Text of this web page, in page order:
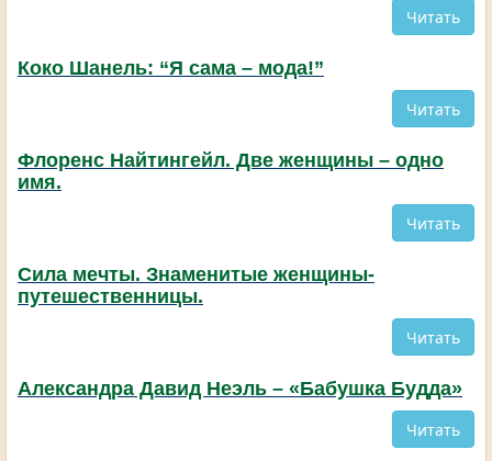
Читать
Коко Шанель: “Я сама – мода!”
Читать
Флоренс Найтингейл. Две женщины – одно
имя.
Читать
Сила мечты. Знаменитые женщины-
путешественницы.
Читать
Александра Давид Неэль – «Бабушка Будда»
Читать